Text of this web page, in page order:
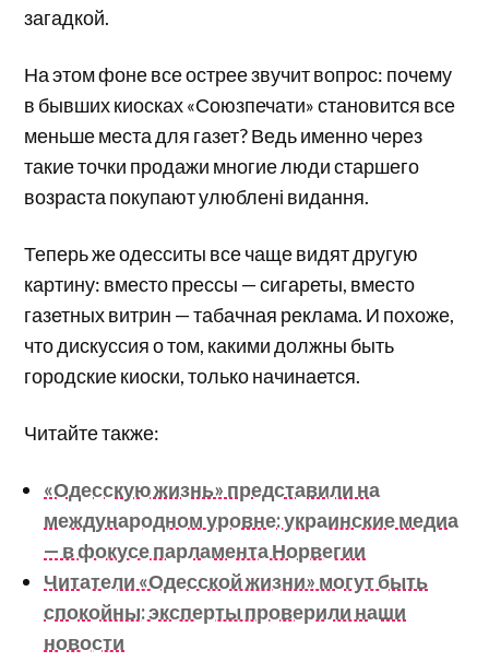
загадкой.
На этом фоне все острее звучит вопрос: почему
в бывших киосках «Союзпечати» становится все
меньше места для газет? Ведь именно через
такие точки продажи многие люди старшего
возраста покупают улюблені видання.
Теперь же одесситы все чаще видят другую
картину: вместо прессы — сигареты, вместо
газетных витрин — табачная реклама. И похоже,
что дискуссия о том, какими должны быть
городские киоски, только начинается.
Читайте также:
«Одесскую жизнь» представили на
международном уровне: украинские медиа
— в фокусе парламента Норвегии
Читатели «Одесской жизни» могут быть
спокойны: эксперты проверили наши
новости